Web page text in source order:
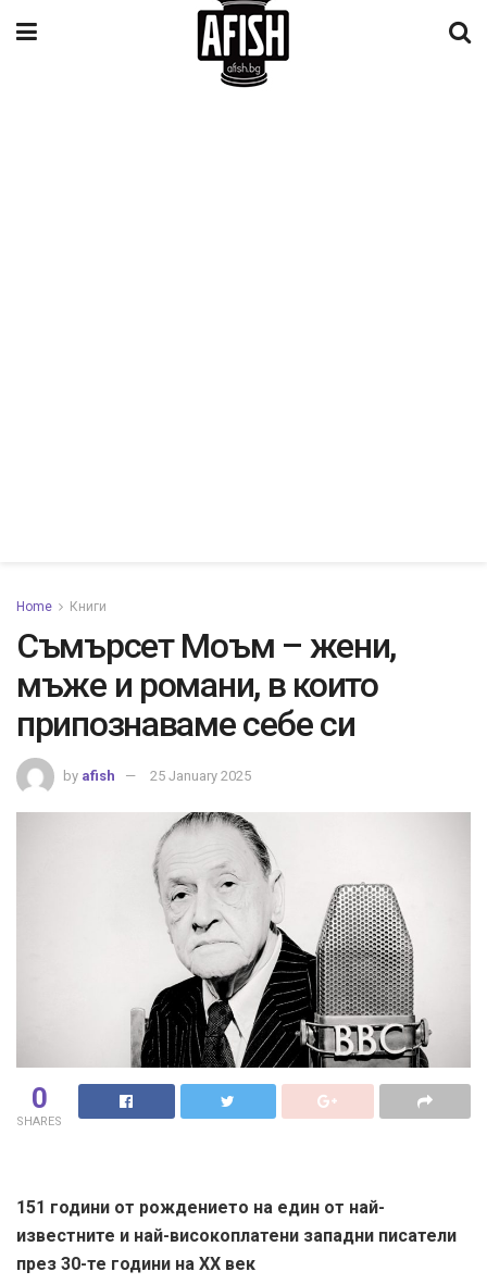
Home Книги
Съмърсет Моъм – жени,
мъже и романи, в които
припознаваме себе си
by afish 25 January 2025
0
SHARES
151 години от рождението на един от най-
известните и най-високоплатени западни писатели
през 30-те години на XX век